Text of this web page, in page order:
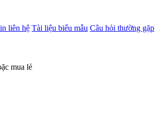
liên hệ Tài liệu biểu mẫu Câu hỏi thường gặp
mua lẻ